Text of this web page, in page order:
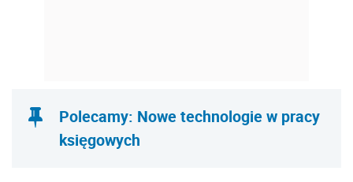
Polecamy: Nowe technologie w pracy
księgowych